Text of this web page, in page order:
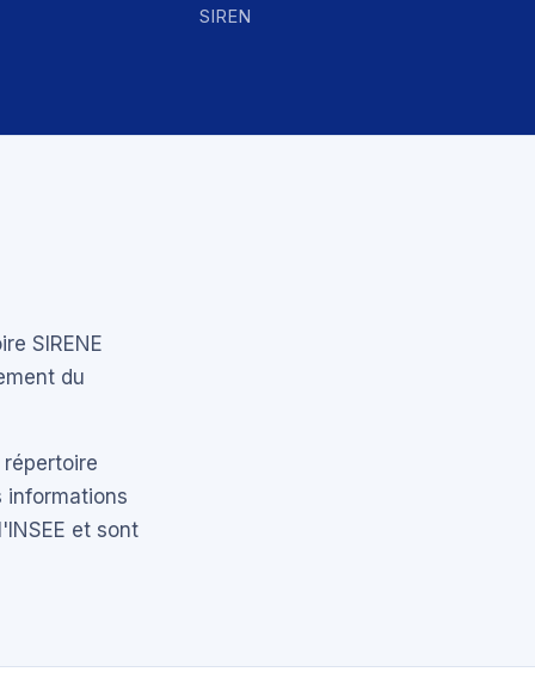
SIREN
SIRENE
du
informations
et sont